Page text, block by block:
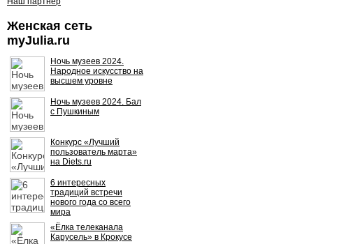
Женская сеть
myJulia.ru
Ночь музеев 2024.
Народное искусство на
высшем уровне
Ночь музеев 2024. Бал
с Пушкиным
Конкурс «Лучший
пользователь марта»
на Diets.ru
6 интересных
традиций встречи
нового года со всего
мира
«Ёлка телеканала
Карусель» в Крокусе